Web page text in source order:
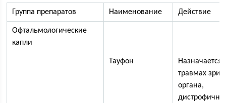
Группа препаратов Наименование Действие
Офтальмологические
капли
Тауфон
Назначается
травмах
органа,